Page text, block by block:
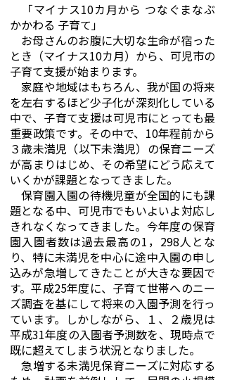
「マイナス10カ月から つなぐまなぶ
かかわる 子育て」
お母さんのお腹に大切な生命が宿った
とき（マイナス10カ月）から、可児市の
子育て支援が始まります。
家庭や地域はもちろん、我が国の将来
を左右するほど少子化が深刻化している
中で、子育て支援は可児市にとっても最
重要政策です。その中で、10年程前から
３歳未満児（以下未満児）の保育ニーズ
が高まりはじめ、その希望にどう応えて
いくかが課題となってきました。
保育園入園の待機児童が全国的にも課
題となる中、可児市でもいよいよ対応し
きれなくなってきました。今年度の保育
園入園者数は過去最高の1，298人とな
り、特に未満児を中心に途中入園の申し
込みが急増してきたことが大きな要因で
す。平成25年度に、子育て世帯へのニー
ズ調査を基にして将来の入園予測を行っ
ています。しかしながら、１、２歳児は
平成31年度の入園者予測数を、現時点で
既に超えてしまう状況となりました。
急増する未満児保育ニーズに対応する